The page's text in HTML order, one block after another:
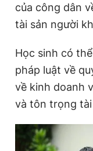
của công dân
tài sản người
Học sinh có
pháp luật về
về kinh doanh
và tôn trọng